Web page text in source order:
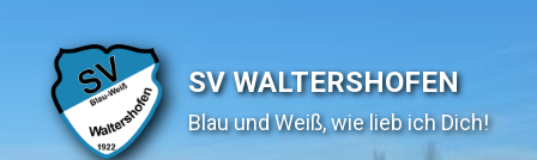
SV WALTERSHOFEN
Blau und Weiß, wie lieb ich Dich!